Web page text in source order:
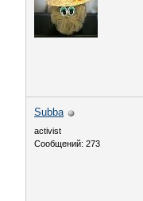
Subba
activist
Сообщений: 273